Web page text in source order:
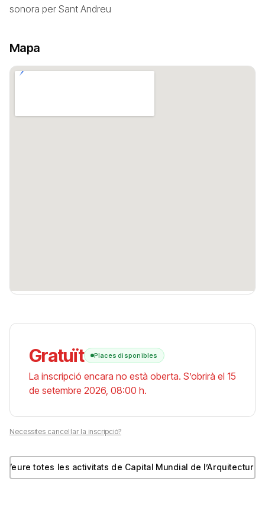
sonora per Sant Andreu
Mapa
Gratuït Places disponibles
La inscripció encara no està oberta. S’obrirà el 15
de setembre 2026, 08:00 h.
Necessites cancel·lar la inscripció?
Veure totes les activitats de Capital Mundial de l’Arquitectura